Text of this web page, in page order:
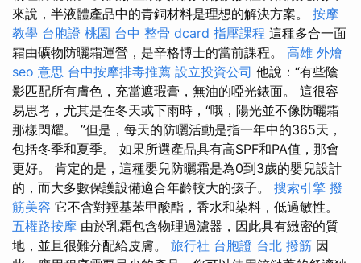
來說，半液體產品中的青銅材料是理想的解決方案。 按摩
教學 台胞證 桃園 台中 整骨 dcard 指壓課程 這種多合一面
霜由礦物防曬霜運營，是辛格博士的當前課程。 高雄 外燴
seo 意思 台中按摩排毒推薦 設立投資公司 他說：“有些陰
影匹配所有膚色，充當遮瑕膏，無油的啞光錶面。 這很容
易思考，尤其是在冬天或下雨時，“哦，陽光並不像防曬霜
那樣閃耀。 ”但是，每天的防曬活動是指一年中的365天，
包括冬季和夏季。 如果所選產品具有高SPF和PA值，那會
更好。 肯定的是，這種嬰兒防曬霜是為0到3歲的嬰兒設計
的，而大多數保護設備適合年齡較大的孩子。 搜索引擎 撥
筋美容 它不含對羥基苯甲酸酯，香水和染料，低過敏性。
五權路按摩 由於乳霜包含物理過濾器，因此具有緻密的質
地，並且很難分配給皮膚。 旅行社 台胞證 台北 撥筋 因